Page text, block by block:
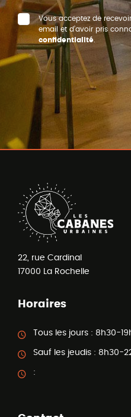
Vous acceptez de
email et d’avoir pris
confidentialité.
22, rue Cardinal
17000 La Rochelle
Horaires
Tous les jours : 8h30-
Sauf les jeudis : 8h30-
: